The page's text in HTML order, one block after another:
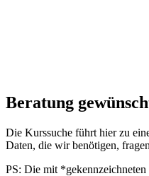
Beratung
Die Kurssuche führt hier zu
Daten, die wir benötigen,
PS: Die mit